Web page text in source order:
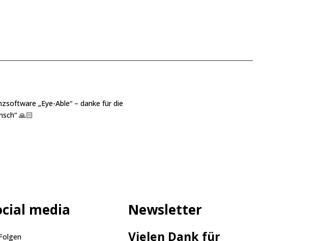
„Eye-Able“ – danke für die
“ 🙏🏻
media Newsletter
Vielen Dank für